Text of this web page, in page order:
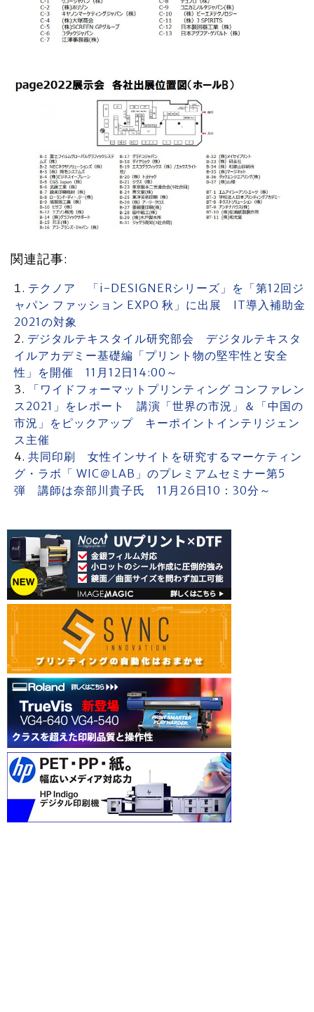
関連記事:
テクノア 「i-DESIGNERシリーズ」を「第12回ジ
ャパン ファッション EXPO 秋」に出展 IT導入補助金
2021の対象
デジタルテキスタイル研究部会 デジタルテキスタ
イルアカデミー基礎編「プリント物の堅牢性と安全
性」を開催 11月12日14:00～
「ワイドフォーマットプリンティング コンファレン
ス2021」をレポート 講演「世界の市況」＆「中国の
市況」をピックアップ キーポイントインテリジェン
ス主催
共同印刷 女性インサイトを研究するマーケティン
グ・ラボ「 WIC＠LAB」のプレミアムセミナー第5
弾 講師は奈部川貴子氏 11月26日10：30分～